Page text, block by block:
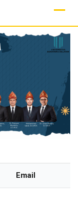
Email